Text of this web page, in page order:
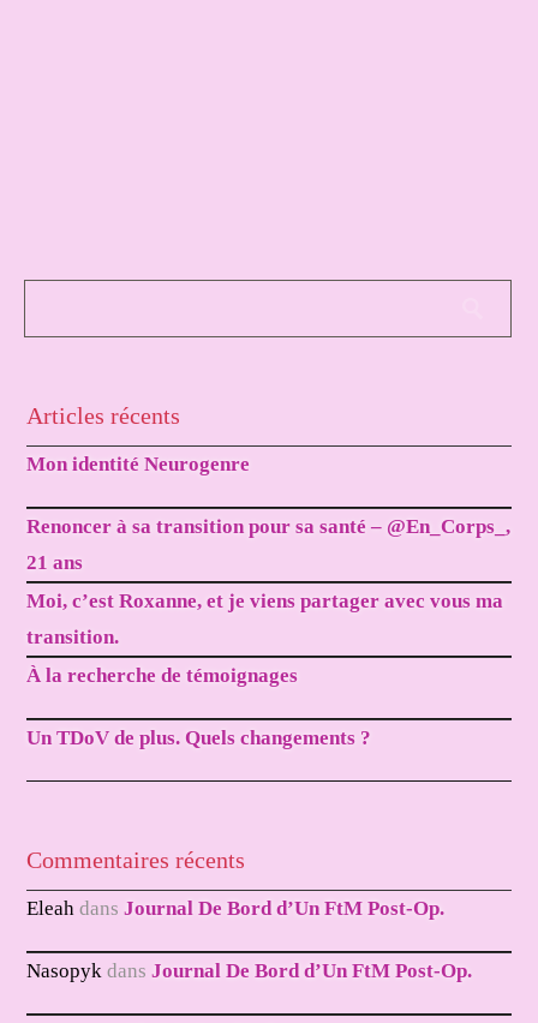
Articles récents
Mon identité Neurogenre
Renoncer à sa transition pour sa santé – @En_Corps_,
21 ans
Moi, c’est Roxanne, et je viens partager avec vous ma
transition.
À la recherche de témoignages
Un TDoV de plus. Quels changements ?
Commentaires récents
Eleah dansJournal De Bord d’Un FtM Post-Op.
Nasopyk dansJournal De Bord d’Un FtM Post-Op.